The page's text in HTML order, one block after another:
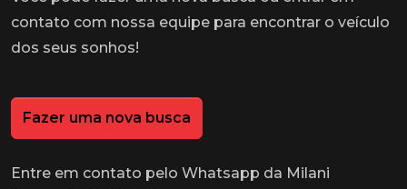
contato com nossa equipe para encontrar o veículo
dos seus sonhos!
Fazer uma nova busca
Entre em contato pelo Whatsapp da Milani